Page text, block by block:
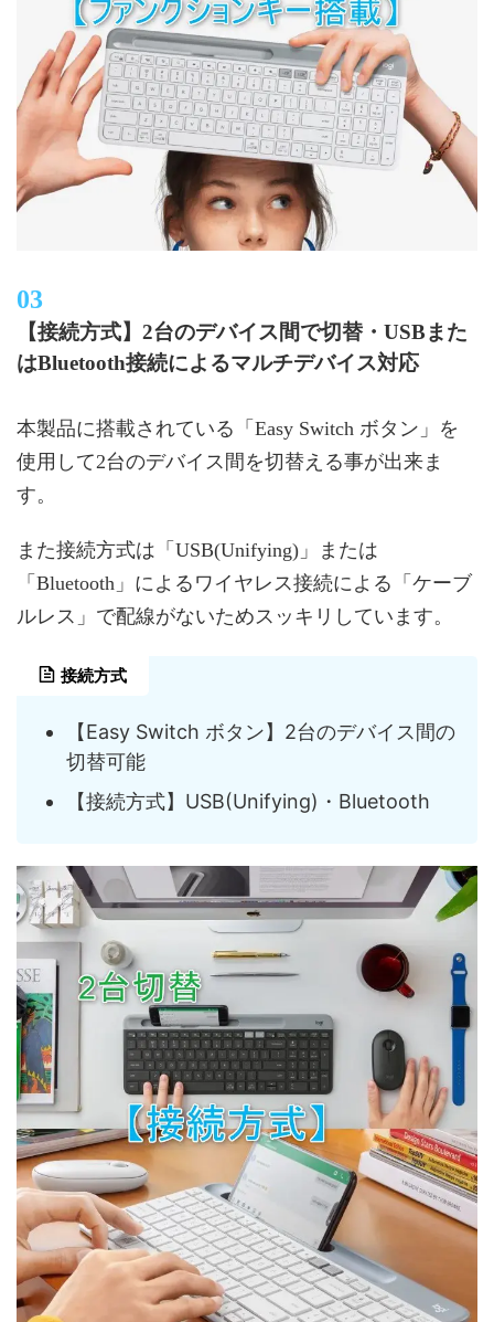
【接続方式】2台のデバイス間で切替・USBまた
はBluetooth接続によるマルチデバイス対応
本製品に搭載されている「Easy Switch ボタン」を
使用して2台のデバイス間を切替える事が出来ま
す。
また接続方式は「USB(Unifying)」または
「Bluetooth」によるワイヤレス接続による「ケーブ
ルレス」で配線がないためスッキリしています。
接続方式
【Easy Switch ボタン】2台のデバイス間の
切替可能
【接続方式】USB(Unifying)・Bluetooth